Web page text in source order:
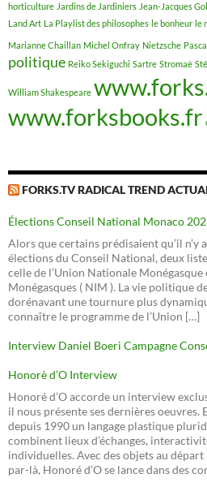
horticulture Jardins de Jardiniers Jean-Jacques
Land Art La Playlist des philosophes le bonheur le
Marianne Chaillan Michel Onfray Nietzsche
politique Reiko Sekiguchi Sartre Stromaë
William Shakespeare
www.forksbooks.fr
FORKS.TV RADICAL TREND
Élections Conseil National Monaco
Alors que certains prédisaient qu’il n’y
élections du Conseil National, deux
celle de l’Union Nationale
Monégasques ( NIM ). La vie politique
dorénavant une tournure plus
connaître le programme de l’Union […]
Interview Daniel Boeri Campagne
Honorè d’O Interview
Honoré d’O accorde un interview
il nous présente ses dernières oeuvres.
depuis 1990 un langage plastique
combinent lieux d’échanges,
individuelles. Avec des objets au
par-là, Honoré d’O se lance dans des